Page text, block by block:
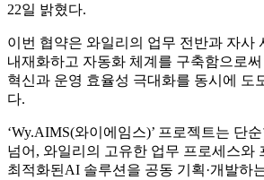
22일 밝혔다.
이번 협약은 와일리의 업무 전반과 자사
내재화하고 자동화 체계를 구축함으로
혁신과 운영 효율성 극대화를 동시에 도
다.
‘Wy.AIMS(와이에임스)’ 프로젝트는 단
넘어, 와일리의 고유한 업무 프로세스와
최적화된AI 솔루션을 공동 기획·개발하